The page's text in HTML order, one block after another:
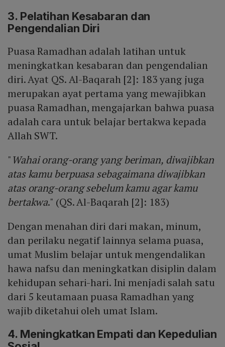
3. Pelatihan Kesabaran dan
Pengendalian Diri
Puasa Ramadhan adalah latihan untuk
meningkatkan kesabaran dan pengendalian
diri. Ayat QS. Al-Baqarah [2]: 183 yang juga
merupakan ayat pertama yang mewajibkan
puasa Ramadhan, mengajarkan bahwa puasa
adalah cara untuk belajar bertakwa kepada
Allah SWT.
"Wahai orang-orang yang beriman, diwajibkan
atas kamu berpuasa sebagaimana diwajibkan
atas orang-orang sebelum kamu agar kamu
bertakwa." (QS. Al-Baqarah [2]: 183)
Dengan menahan diri dari makan, minum,
dan perilaku negatif lainnya selama puasa,
umat Muslim belajar untuk mengendalikan
hawa nafsu dan meningkatkan disiplin dalam
kehidupan sehari-hari. Ini menjadi salah satu
dari 5 keutamaan puasa Ramadhan yang
wajib diketahui oleh umat Islam.
4. Meningkatkan Empati dan Kepedulian